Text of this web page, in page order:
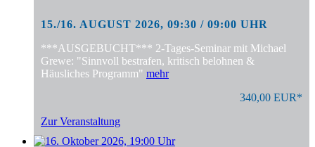
15./16. AUGUST 2026, 09:30 / 09:00 UHR
***AUSGEBUCHT*** 2-Tages-Seminar mit Michael
Grewe: "Sinnvoll bestrafen, kritisch belohnen &
Häusliches Programm" mehr
340,00 EUR*
Zur Veranstaltung